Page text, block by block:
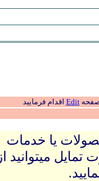
صفحهEdit اقدام فرمایید
یا خدمات
میتوانید از